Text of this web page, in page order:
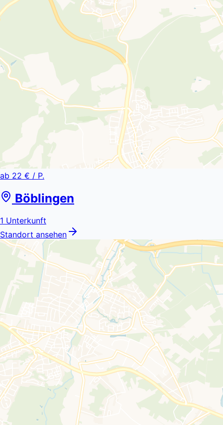
ab 22 € / P.
Böblingen
1 Unterkunft
Standort ansehen